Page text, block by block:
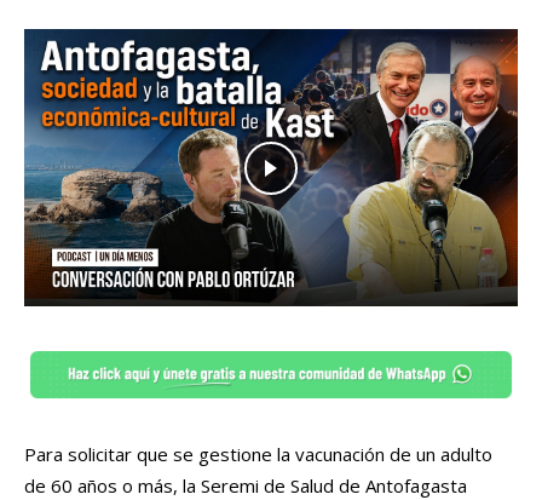
Para solicitar que se gestione la vacunación de un adulto
de 60 años o más, la Seremi de Salud de Antofagasta